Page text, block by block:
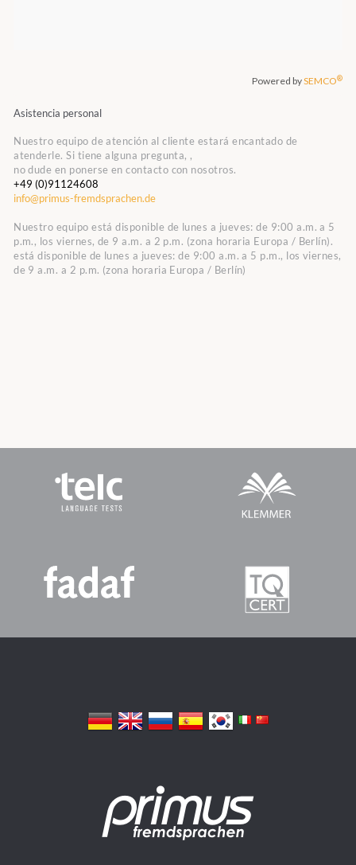
Asistencia personal
Nuestro equipo de atención al cliente estará encantado de
atenderle. Si tiene alguna pregunta, ,
no dude en ponerse en contacto con nosotros.
+49 (0)91124608
info@primus-fremdsprachen.de
Nuestro equipo está disponible de lunes a jueves: de 9:00 a.m. a 5
p.m., los viernes, de 9 a.m. a 2 p.m. (zona horaria Europa / Berlín).
está disponible de lunes a jueves: de 9:00 a.m. a 5 p.m., los viernes,
de 9 a.m. a 2 p.m. (zona horaria Europa / Berlín)